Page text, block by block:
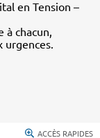
en Tension –
à chacun,
urgences.
ACCÈS RAPIDES